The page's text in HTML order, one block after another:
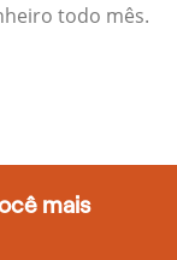
todo mês.
mais